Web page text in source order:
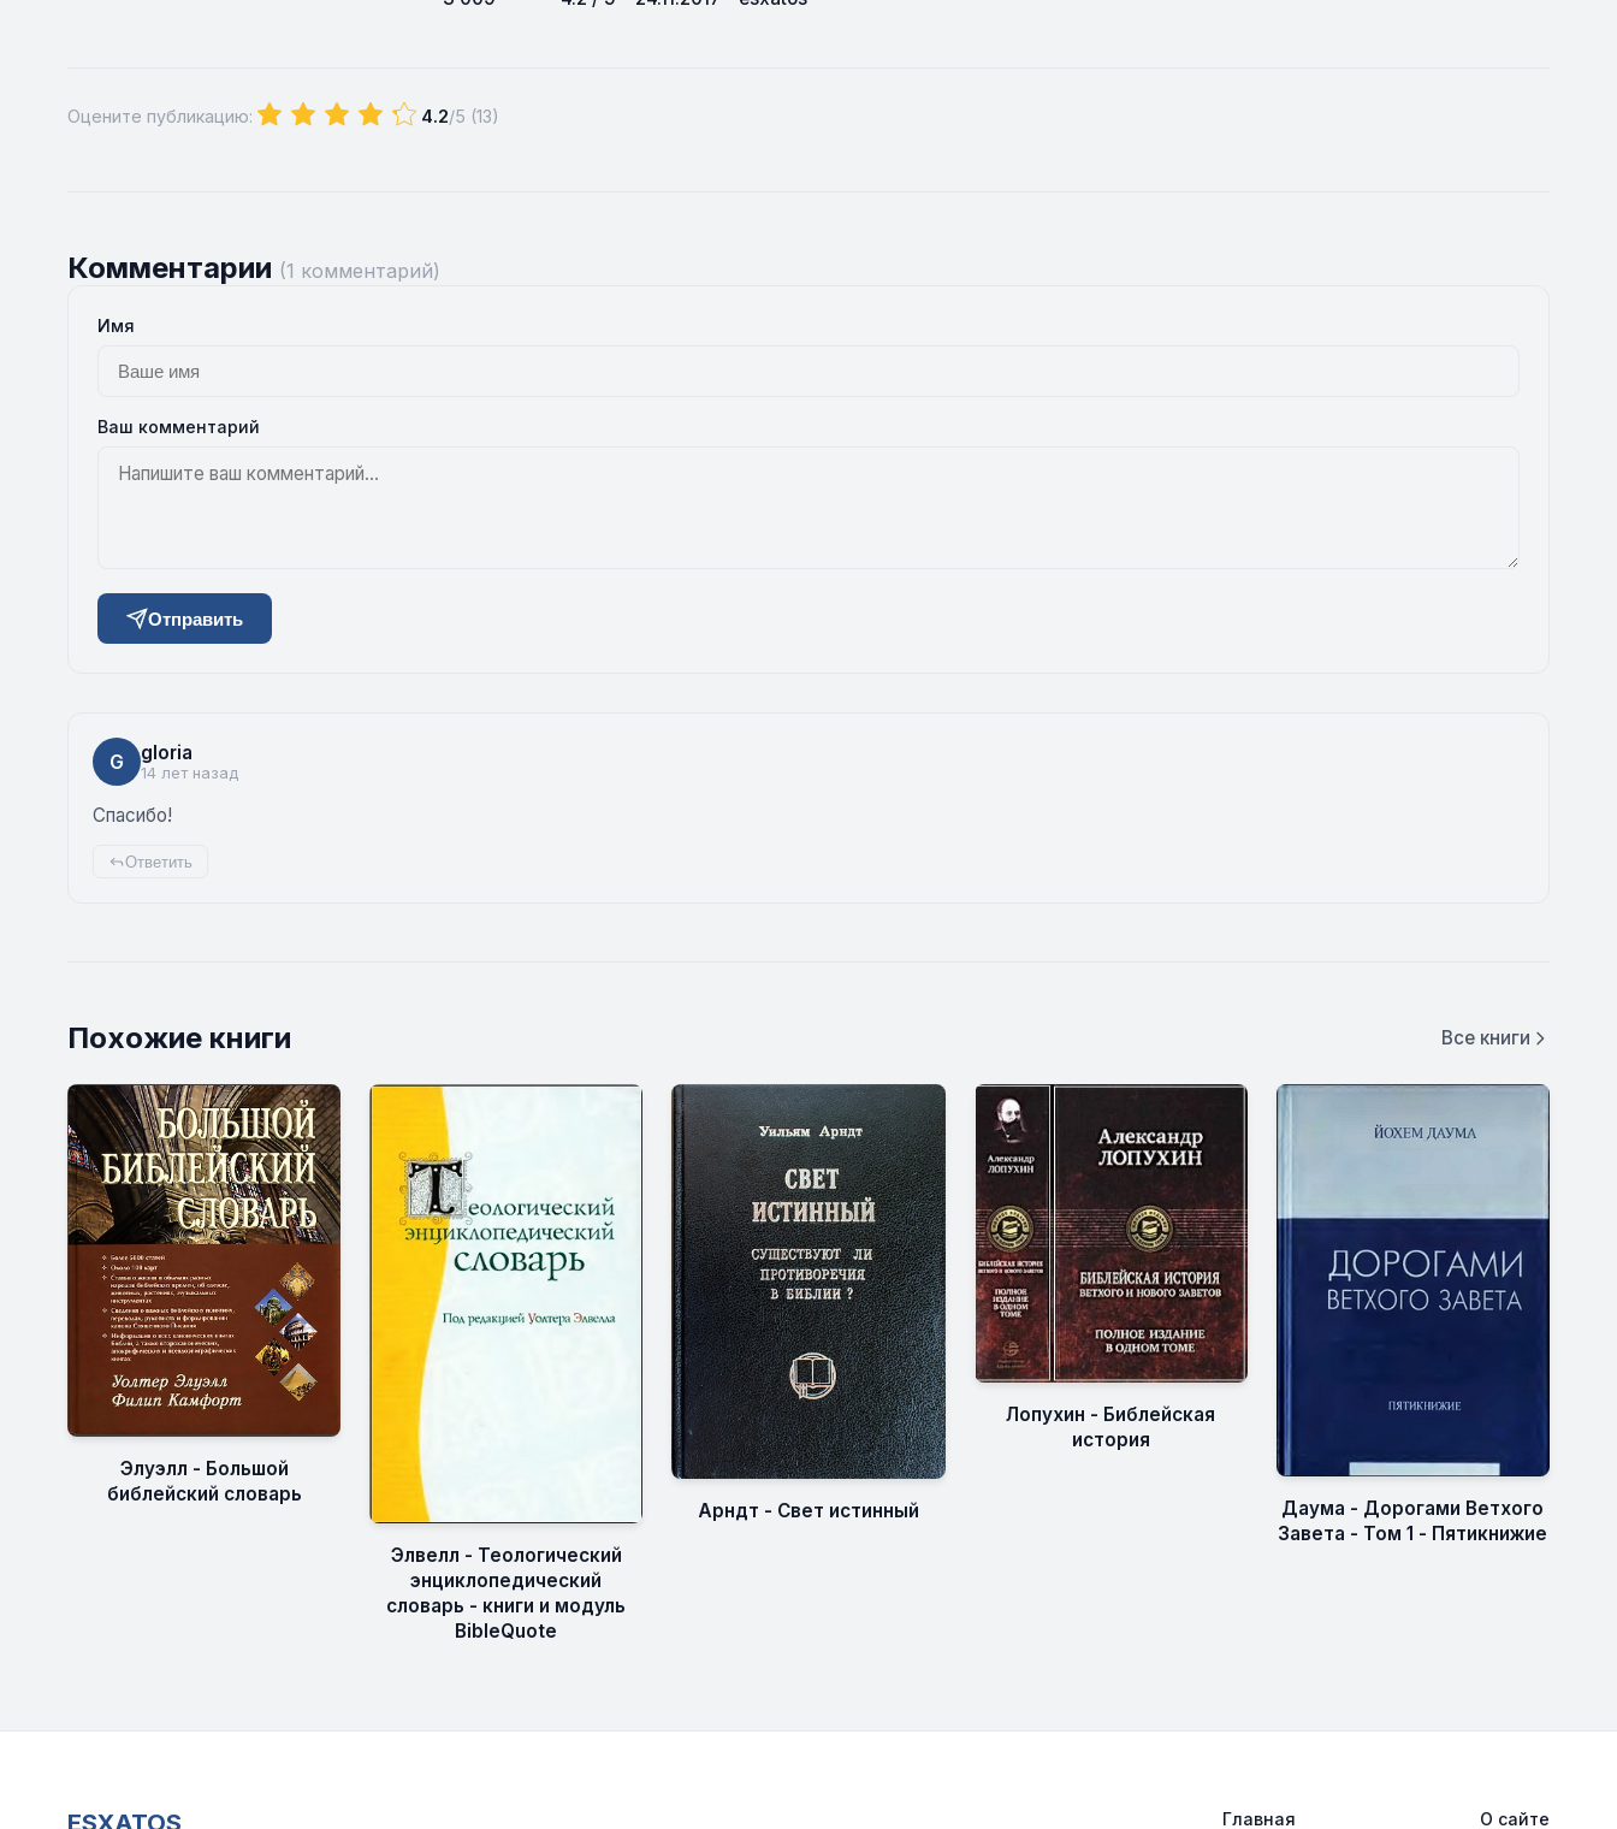
Оцените публикацию: 4.2/5 (13)
Комментарии (1 комментарий)
Имя
Ваш комментарий
Отправить
G gloria
14 лет назад
Спасибо!
Ответить
Похожие книги Все книги
Элуэлл - Большой
библейский словарь
Элвелл - Теологический
энциклопедический
словарь - книги и модуль
BibleQuote
Арндт - Свет истинный
Лопухин - Библейская
история
Даума - Дорогами Ветхого
Завета - Том 1 - Пятикнижие
ESXATOS Главная О сайте